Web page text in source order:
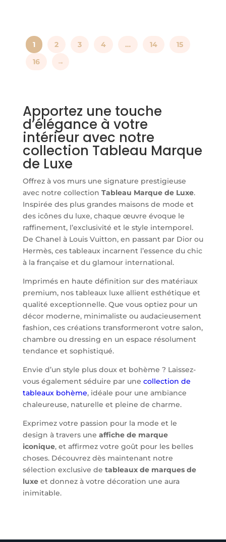
à
plusieurs
être
choisies
sur
la
page
produit
174,00€
choisies
page
produit
1 2 3 4 … 14
15
16
→
Apportez une touche
d’élégance à votre
intérieur avec notre
collection Tableau Marque
de Luxe
Offrez à vos murs une signature prestigieuse
avec notre collection Tableau Marque de Luxe.
Inspirée des plus grandes maisons de mode et
des icônes du luxe, chaque œuvre évoque le
raffinement, l’exclusivité et le style intemporel.
De Chanel à Louis Vuitton, en passant par Dior ou
Hermès, ces tableaux incarnent l’essence du chic
à la française et du glamour international.
Imprimés en haute définition sur des matériaux
premium, nos tableaux luxe allient esthétique et
qualité exceptionnelle. Que vous optiez pour un
décor moderne, minimaliste ou audacieusement
fashion, ces créations transformeront votre salon,
chambre ou dressing en un espace résolument
tendance et sophistiqué.
Envie d’un style plus doux et bohème ? Laissez-
vous également séduire par une collection de
tableaux bohème, idéale pour une ambiance
chaleureuse, naturelle et pleine de charme.
Exprimez votre passion pour la mode et le
design à travers une affiche de marque
iconique, et affirmez votre goût pour les belles
choses. Découvrez dès maintenant notre
sélection exclusive de tableaux de marques de
luxeet donnez à votre décoration une aura
inimitable.